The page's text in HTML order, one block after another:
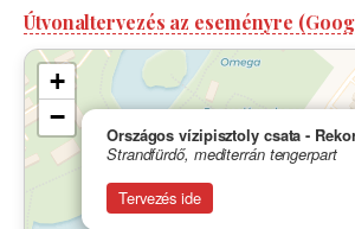
Útvonaltervezés az eseményre
Országos vízipisztoly csata -
Strandfürdő, mediterrán tengerpart
Tervezés ide
+
−